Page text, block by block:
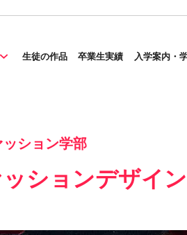
生徒の作品 卒業生実績 入学案内・
ッション学部
ションデザイ